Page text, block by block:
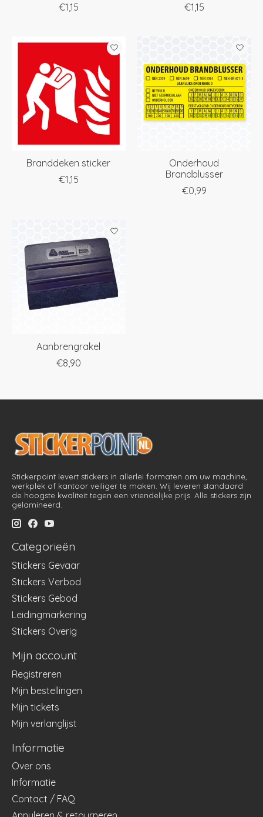
€1,15
€1,15
Branddeken sticker
€1,15
Onderhoud
Brandblusser
€0,99
Aanbrengrakel
€8,90
Stickerpoint levert stickers in allerlei formaten om uw machine,
werkplek of kantoor veiliger te maken. Wij leveren standaard
de hoogste kwaliteit tegen een vriendelijke prijs. Alle stickers zijn
gelamineerd.
Categorieën
Stickers Gevaar
Stickers Verbod
Stickers Gebod
Leidingmarkering
Stickers Overig
Mijn account
Registreren
Mijn bestellingen
Mijn tickets
Mijn verlanglijst
Informatie
Over ons
Informatie
Contact / FAQ